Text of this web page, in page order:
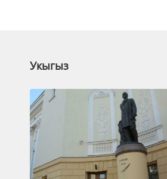
Укыгыз